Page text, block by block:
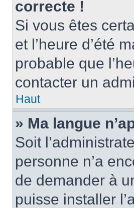
correcte !
Si vous êtes
et l’heure d’été
probable que
contacter un
Haut
» Ma langue
Soit
personne n’a
de demander à
puisse installer